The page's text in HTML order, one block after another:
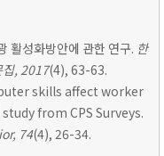
활성화방안에 관한 연구. 한
집, 2017(4), 63-63.
skills affect worker
from CPS Surveys.
74(4), 26-34.